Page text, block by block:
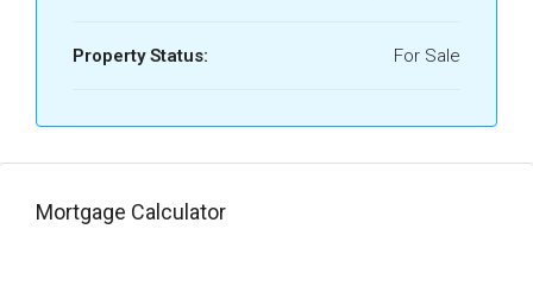
Property Status: For Sale
Mortgage Calculator